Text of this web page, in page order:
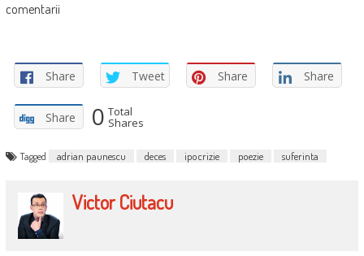
comentarii
Share Tweet Share Share
Share 0 Total
Shares
Tagged adrian paunescu deces ipocrizie poezie suferinta
Victor Ciutacu